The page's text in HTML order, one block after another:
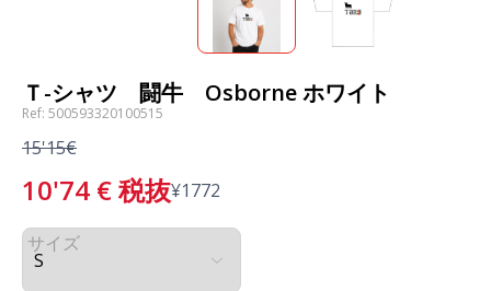
Ｔ-シャツ 闘牛 Osborne ホワイト
Ref: 500593320100515
15'15€
10'74 €税抜¥1772
サイズ